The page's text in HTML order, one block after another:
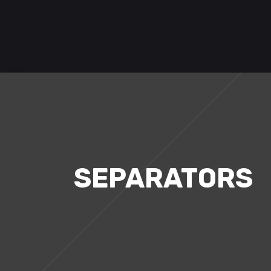
SEPARATORS